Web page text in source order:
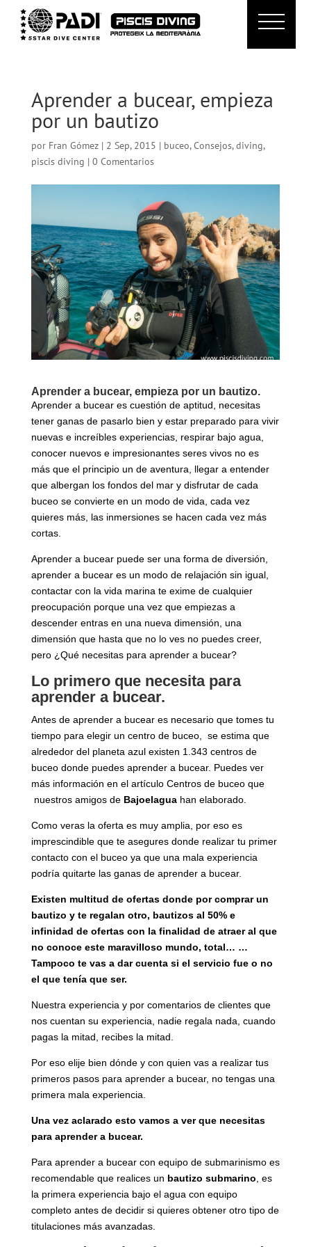
Aprender a bucear, empieza
por un bautizo
por Fran Gómez| 2 Sep, 2015 | buceo,Consejos,diving,
piscis diving | 0 Comentarios
Aprender a bucear, empieza por un bautizo.
Aprender a bucear es cuestión de aptitud, necesitas
tener ganas de pasarlo bien y estar preparado para vivir
nuevas e increíbles experiencias, respirar bajo agua,
conocer nuevos e impresionantes seres vivos no es
más que el principio un de aventura, llegar a entender
que albergan los fondos del mar y disfrutar de cada
buceo se convierte en un modo de vida, cada vez
quieres más, las inmersiones se hacen cada vez más
cortas.
Aprender a bucear puede ser una forma de diversión,
aprender a bucear es un modo de relajación sin igual,
contactar con la vida marina te exime de cualquier
preocupación porque una vez que empiezas a
descender entras en una nueva dimensión, una
dimensión que hasta que no lo ves no puedes creer,
pero ¿Qué necesitas para aprender a bucear?
Lo primero que necesita para
aprender a bucear.
Antes de aprender a bucear es necesario que tomes tu
tiempo para elegir un centro de buceo, se estima que
alrededor del planeta azul existen 1.343 centros de
buceo donde puedes aprender a bucear. Puedes ver
más información en el artículo Centros de buceoque
nuestros amigos de Bajoelaguahan elaborado.
Como veras la oferta es muy amplia, por eso es
imprescindible que te asegures donde realizar tu primer
contacto con el buceo ya que una mala experiencia
podría quitarte las ganas de aprender a bucear.
Existen multitud de ofertas donde por comprar un
bautizo y te regalan otro, bautizos al 50% e
infinidad de ofertas con la finalidad de atraer al que
no conoce este maravilloso mundo, total… …
Tampoco te vas a dar cuenta si el servicio fue o no
el que tenía que ser.
Nuestra experiencia y por comentarios de clientes que
nos cuentan su experiencia, nadie regala nada, cuando
pagas la mitad, recibes la mitad.
Por eso elije bien dónde y con quien vas a realizar tus
primeros pasos para aprender a bucear, no tengas una
primera mala experiencia.
Una vez aclarado esto vamos a ver que necesitas
para aprender a bucear.
Para aprender a bucear con equipo de submarinismo es
recomendable que realices un bautizo submarino , es
la primera experiencia bajo el agua con equipo
completo antes de decidir si quieres obtener otro tipo de
titulaciones más avanzadas.